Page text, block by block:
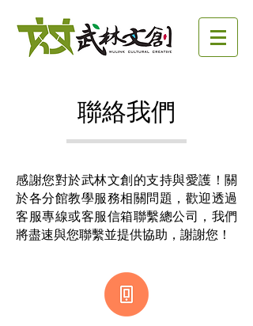
聯絡我們
感謝您對於武林文創的支持與愛護！關
於各分館教學服務相關問題，歡迎透過
客服專線或客服信箱聯繫總公司，我們
將盡速與您聯繫並提供協助，謝謝您！​